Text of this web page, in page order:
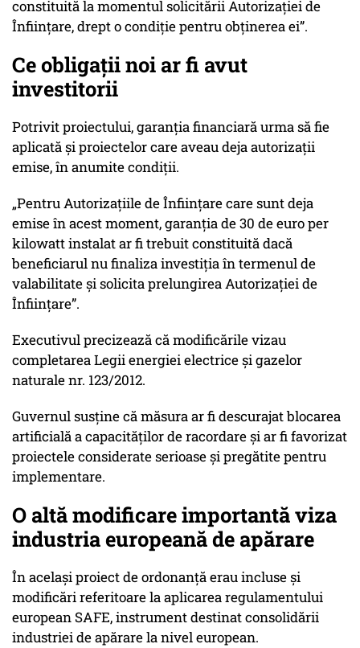
constituită la momentul solicitării Autorizaţiei de
Înfiinţare, drept o condiţie pentru obţinerea ei”.
Ce obligații noi ar fi avut
investitorii
Potrivit proiectului, garanția financiară urma să fie
aplicată și proiectelor care aveau deja autorizații
emise, în anumite condiții.
„Pentru Autorizaţiile de Înfiinţare care sunt deja
emise în acest moment, garanţia de 30 de euro per
kilowatt instalat ar fi trebuit constituită dacă
beneficiarul nu finaliza investiţia în termenul de
valabilitate şi solicita prelungirea Autorizaţiei de
Înfiinţare”.
Executivul precizează că modificările vizau
completarea Legii energiei electrice și gazelor
naturale nr. 123/2012.
Guvernul susține că măsura ar fi descurajat blocarea
artificială a capacităților de racordare și ar fi favorizat
proiectele considerate serioase și pregătite pentru
implementare.
O altă modificare importantă viza
industria europeană de apărare
În același proiect de ordonanță erau incluse și
modificări referitoare la aplicarea regulamentului
european SAFE, instrument destinat consolidării
industriei de apărare la nivel european.